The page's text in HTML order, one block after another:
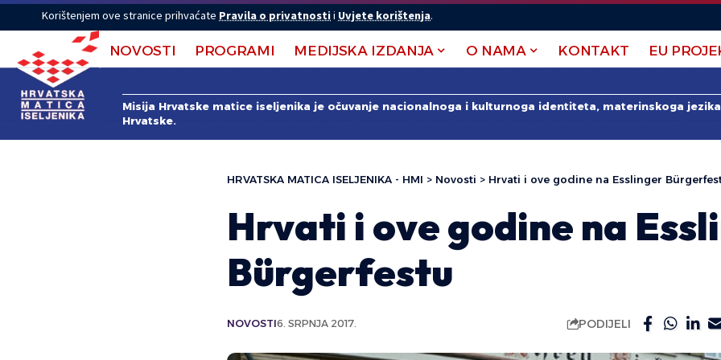
Korištenjem ove stranice prihvaćate Pravila o privatnostii Uvjete korištenja.
NOVOSTI PROGRAMI MEDIJSKA IZDANJA O NAMA KONTAKT EU
Misija Hrvatske matice iseljenika je očuvanje nacionalnoga i kulturnoga identiteta, materinskoga
Hrvatske.
HRVATSKA MATICA ISELJENIKA - HMI > Novosti > Hrvati i ove godine na Esslinger
Hrvati i ove godine na
Bürgerfestu
NOVOSTI6. SRPNJA 2017. PODIJELI